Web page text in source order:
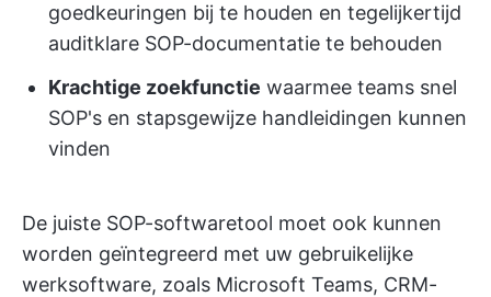
goedkeuringen bij te houden en tegelijkertijd
auditklare SOP-documentatie te behouden
Krachtige zoekfunctie waarmee teams snel
SOP's en stapsgewijze handleidingen kunnen
vinden
De juiste SOP-softwaretool moet ook kunnen
worden geïntegreerd met uw gebruikelijke
werksoftware, zoals Microsoft Teams, CRM-